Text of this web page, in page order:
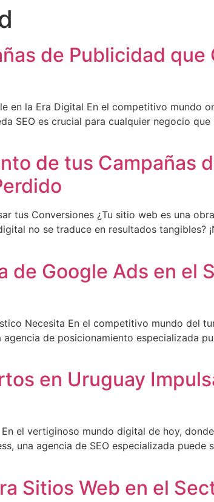
de Publicidad que
en la Era Digital En el competitivo mundo
SEO es crucial para cualquier negocio
de tus Campañas
tus Conversiones ¿Tu sitio web es una
no se traduce en resultados tangibles?
de Google Ads en el
Necesita En el competitivo mundo del
de posicionamiento especializada
en Uruguay
el vertiginoso mundo digital de hoy,
una agencia de SEO especializada puede
Sitios Web en el